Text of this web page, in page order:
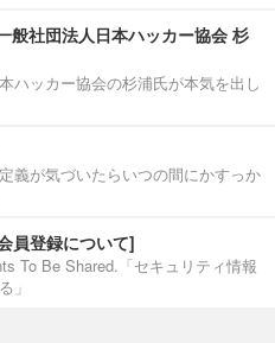
般社団法人日本ハッカー協会 杉
ハッカー協会の杉浦氏が本気を出し
義が気づいたらいつの間にかすっか
員登録について]
To Be Shared.「セキュリティ情報
」